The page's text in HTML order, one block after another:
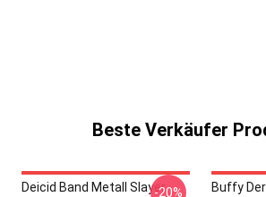
Beste Verkäufer
Deicid Band Metall Slayer-20%
Buffy